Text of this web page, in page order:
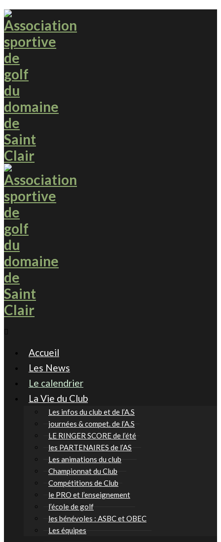
Accueil
Les News
Le calendrier
La Vie du Club
Les infos du club et de l’A.S
journées & compet. de l’A.S
LE RINGER SCORE de l’été
les PARTENAIRES de l’AS
Les animations du club
Championnat du Club
Compétitions de Club
le PRO et l’enseignement
l’école de golf
les bénévoles : ASBC et OBEC
Les équipes